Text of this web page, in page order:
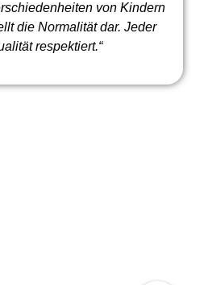
von Kindern
die Normalität dar. Jeder
respektiert.“